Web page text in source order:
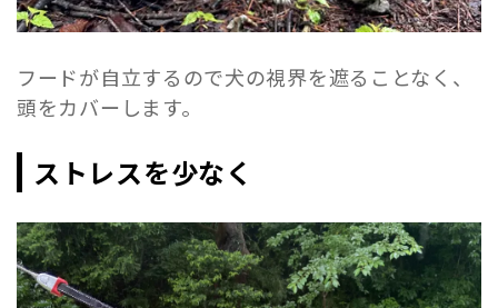
フードが自立するので犬の視界を遮ることなく、
頭をカバーします。
ストレスを少なく